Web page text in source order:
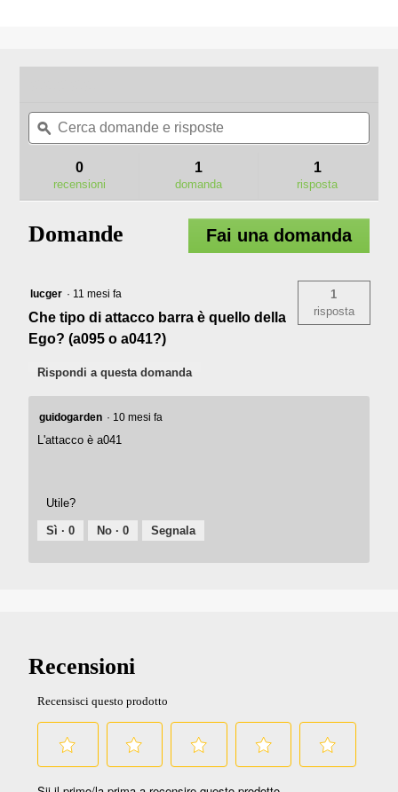
valore
di
valutazione
AG1800
BARRA
GUIDA
Cerca
domande
e
ϙ
e
0
recensioni
1
domanda
1
risposta
Domande Fai una domanda
lucger · 11 mesi fa
Che tipo di attacco barra è quello della
Ego? (a095 o a041?)
1
risposta
Rispondi a questa domanda
guidogarden · 10 mesi fa
L'attacco è a041
Utile?
Sì ·0 No ·0 Segnala